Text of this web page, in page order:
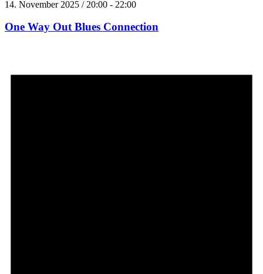
14. November 2025 / 20:00 - 22:00
One Way Out Blues Connection